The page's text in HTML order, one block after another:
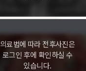
의료법에 따라 전후사진은
로그인 후에 확인하실 수
있습니다.